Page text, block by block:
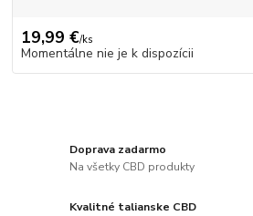
19,99 €/ks
Momentálne nie je k dispozícii
Doprava zadarmo
Na všetky CBD produkty
Kvalitné talianske CBD